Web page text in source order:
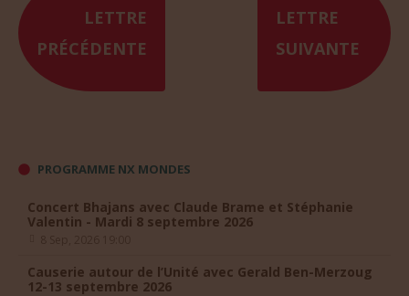
LETTRE
PRÉCÉDENTE
LETTRE
SUIVANTE
PROGRAMME NX MONDES
Concert Bhajans avec Claude Brame et Stéphanie
Valentin - Mardi 8 septembre 2026
Causerie autour de l’Unité avec Gerald Ben-Merzoug
12-13 septembre 2026